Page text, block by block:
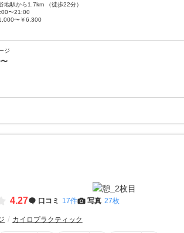
地駅から1.7km （徒歩22分）
〜21:00
〜￥6,300
ジ
4.27 口コミ 17件 写真 27枚
カイロプラクティック